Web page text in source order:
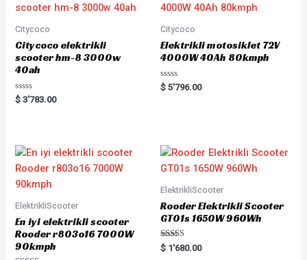
Citycoco
Citycoco elektrikli
scooter hm-8 3000w
40ah
Rated
0
$ 3'783.00
Citycoco
Elektrikli motosiklet 72V
4000W 40Ah 80kmph
Rated
0
$ 5'796.00
ElektrikliScooter
En iyi elektrikli scooter
Rooder r803o16 7000W
90kmph
ElektrikliScooter
Rooder Elektrikli Scooter
GT01s 1650W 960Wh
Rated
5.00
$ 1'680.00